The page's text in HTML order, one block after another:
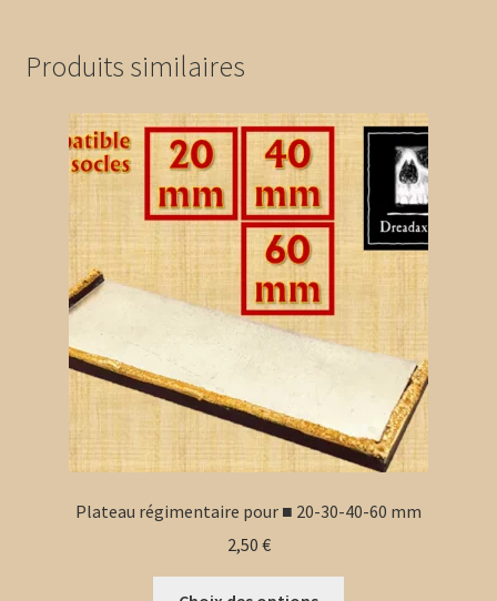
peuvent
être
choisies
la
page
Produits similaires
Plateau régimentaire pour ■ 20-30-40-60 mm
2,50 €